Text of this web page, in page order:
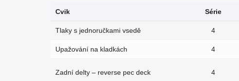
Cvik Série
Tlaky s jednoručkami vsedě 4
Upažování na kladkách 4
Zadní delty – reverse pec deck 4